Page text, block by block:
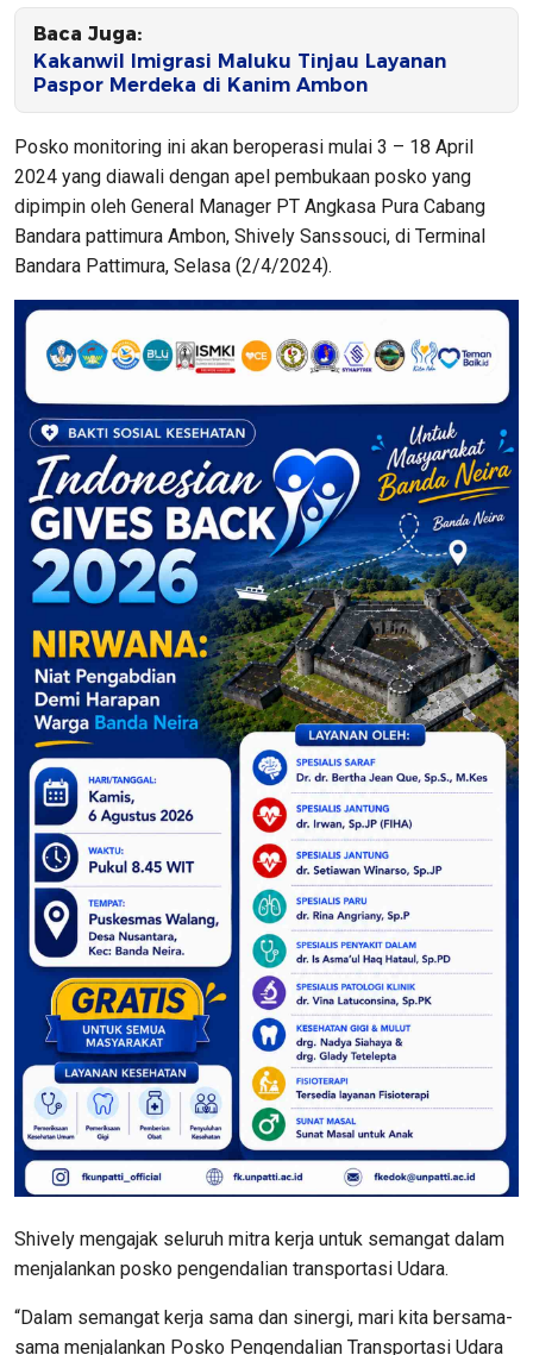
Baca Juga:
Kakanwil Imigrasi Maluku Tinjau Layanan
Paspor Merdeka di Kanim Ambon
Posko monitoring ini akan beroperasi mulai 3 – 18 April
2024 yang diawali dengan apel pembukaan posko yang
dipimpin oleh General Manager PT Angkasa Pura Cabang
Bandara pattimura Ambon, Shively Sanssouci, di Terminal
Bandara Pattimura, Selasa (2/4/2024).
Shively mengajak seluruh mitra kerja untuk semangat dalam
menjalankan posko pengendalian transportasi Udara.
“Dalam semangat kerja sama dan sinergi, mari kita bersama-
sama menjalankan Posko Pengendalian Transportasi Udara